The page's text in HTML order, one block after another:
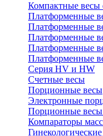
Компактные
Платформенные
Платформенные
Платформенные
Платформенные
Платформенные
Серия HV и HW
Счетные весы
Порционные весы
Электронные
Порционные весы
Компараторы
Гинекологические